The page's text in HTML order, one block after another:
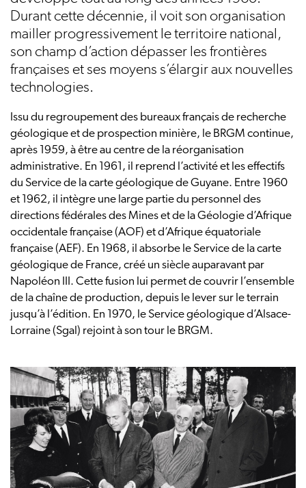
Durant cette décennie, il voit son organisation
mailler progressivement le territoire national,
son champ d’action dépasser les frontières
françaises et ses moyens s’élargir aux nouvelles
technologies.
Issu du regroupement des bureaux français de recherche
géologique et de prospection minière, le BRGM continue,
après 1959, à être au centre de la réorganisation
administrative. En 1961, il reprend l’activité et les effectifs
du Service de la carte géologique de Guyane. Entre 1960
et 1962, il intègre une large partie du personnel des
directions fédérales des Mines et de la Géologie d’Afrique
occidentale française (AOF) et d’Afrique équatoriale
française (AEF). En 1968, il absorbe le Service de la carte
géologique de France, créé un siècle auparavant par
Napoléon III. Cette fusion lui permet de couvrir l’ensemble
de la chaîne de production, depuis le lever sur le terrain
jusqu’à l’édition. En 1970, le Service géologique d’Alsace-
Lorraine (Sgal) rejoint à son tour le BRGM.